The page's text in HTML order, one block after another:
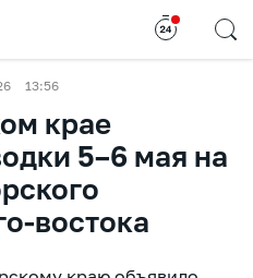
13:56
крае
5–6 мая на
востока